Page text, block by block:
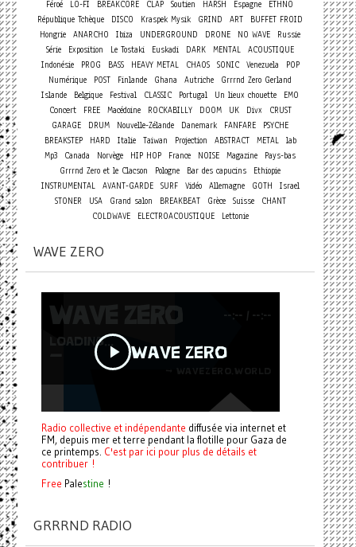
Féroé LO-FI BREAKCORE CLAP Soutien HARSH Espagne
ETHNO
République Tchèque
DISCO Kraspek Mysik GRIND ART
BUFFET FROID
Hongrie ANARCHO Ibiza UNDERGROUND DRONE NO WAVE
Russie
Série
Exposition Le Tostaki Euskadi DARK MENTAL ACOUSTIQUE
Indonésie
PROG BASS HEAVY METAL CHAOS SONIC Venezuela
POP
Numérique
POST Finlande Ghana Autriche
Grrrnd Zero Gerland
Islande
Belgique Festival CLASSIC Portugal Un lieux chouette EMO
Concert FREE Macédoine ROCKABILLY DOOM UK Divx
CRUST
GARAGE
DRUM Nouvelle-Zélande Danemark FANFARE
PSYCHE
BREAKSTEP
HARD Italie Taiwan Projection ABSTRACT METAL
lab
Mp3
Canada Norvège HIP HOP France NOISE Magazine
Pays-bas
Grrrnd Zero et le Clacson
Pologne Bar des capucins
Ethiopie
INSTRUMENTAL
AVANT-GARDE SURF Vidéo Allemagne GOTH
Israel
STONER
USA Grand salon BREAKBEAT Grèce Suisse
CHANT
COLDWAVE
ELECTROACOUSTIQUE Lettonie
WAVE ZERO
Radio collective et indépendante diffusée via internet et
FM, depuis mer et terre pendant la flotille pour Gaza de
ce printemps. C'est par ici pour plus de détails et
contribuer !
Free Palestine !
GRRRND RADIO